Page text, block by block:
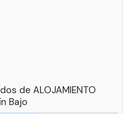
de ALOJAMIENTO
Bajo